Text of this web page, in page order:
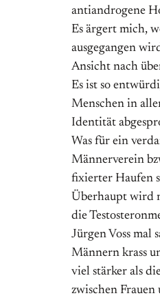
antiandrogene
Es ärgert mich,
ausgegangen
Ansicht nach
Es ist so
Menschen in
Identität
Was für ein
Männerverein
fixierter Haufen
Überhaupt wird
die
Jürgen Voss mal
Männern krass
viel stärker als
zwischen